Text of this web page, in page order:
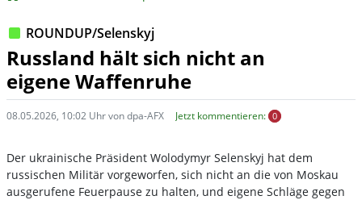
ROUNDUP/Selenskyj
Russland hält sich nicht an
eigene Waffenruhe
08.05.2026, 10:02 Uhr von dpa-AFX Jetzt kommentieren: 0
Der ukrainische Präsident Wolodymyr Selenskyj hat dem
russischen Militär vorgeworfen, sich nicht an die von Moskau
ausgerufene Feuerpause zu halten, und eigene Schläge gegen